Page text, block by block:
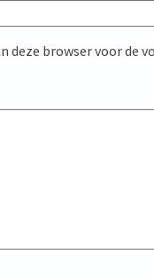
deze browser voor de